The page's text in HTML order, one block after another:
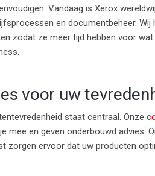
Vandaag is Xerox
en documentbeheer.
zodat ze meer tijd hebben voor
voor uw
staat centraal. Onze
mee en geven onderbouwd advies.
zorgen ervoor dat uw producten